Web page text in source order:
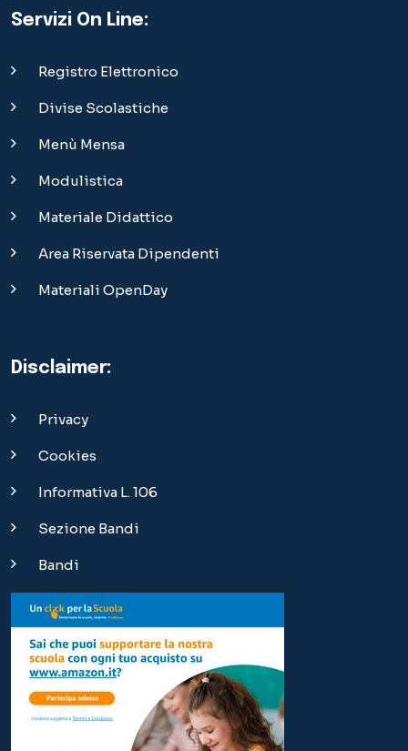
Servizi On Line:
Registro Elettronico
Divise Scolastiche
Menù Mensa
Modulistica
Materiale Didattico
Area Riservata Dipendenti
Materiali OpenDay
Disclaimer:
Privacy
Cookies
Informativa L. 106
Sezione Bandi
Bandi